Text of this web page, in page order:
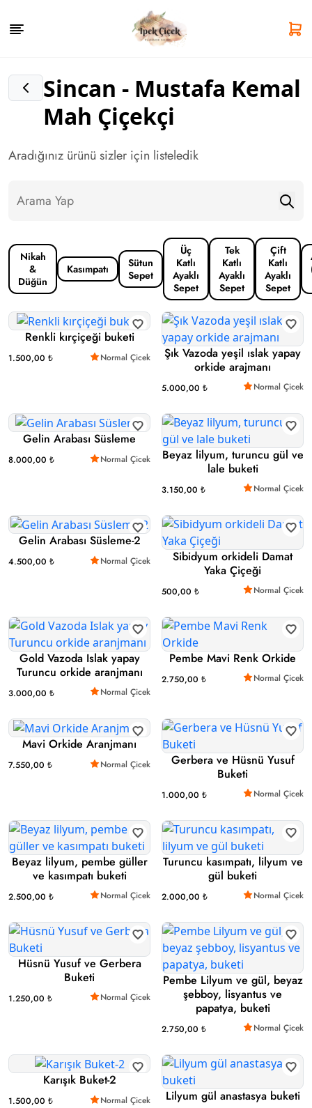
Sincan - Mustafa Kemal
Mah Çiçekçi
Aradığınız ürünü sizler için listeledik
Nikah
&
Düğün
Kasımpatı
Sütun
Sepet
Üç
Katlı
Ayaklı
Sepet
Tek
Katlı
Ayaklı
Sepet
Çift
Katlı
Ayaklı
Sepet
Renkli kırçiçeği buketi
1.500,00 ₺ Normal Çicek
Şık Vazoda yeşil ıslak yapay
orkide arajmanı
5.000,00 ₺ Normal Çicek
Gelin Arabası Süsleme
8.000,00 ₺ Normal Çicek
Beyaz lilyum, turuncu gül ve
lale buketi
3.150,00 ₺ Normal Çicek
Gelin Arabası Süsleme-2
4.500,00 ₺ Normal Çicek
Sibidyum orkideli Damat
Yaka Çiçeği
500,00 ₺ Normal Çicek
Gold Vazoda Islak yapay
Turuncu orkide aranjmanı
3.000,00 ₺ Normal Çicek
Pembe Mavi Renk Orkide
2.750,00 ₺ Normal Çicek
Mavi Orkide Aranjmanı
7.550,00 ₺ Normal Çicek
Gerbera ve Hüsnü Yusuf
Buketi
1.000,00 ₺ Normal Çicek
Beyaz lilyum, pembe güller
ve kasımpatı buketi
2.500,00 ₺ Normal Çicek
Turuncu kasımpatı, lilyum ve
gül buketi
2.000,00 ₺ Normal Çicek
Hüsnü Yusuf ve Gerbera
Buketi
1.250,00 ₺ Normal Çicek
Pembe Lilyum ve gül, beyaz
şebboy, lisyantus ve
papatya, buketi
2.750,00 ₺ Normal Çicek
Karışık Buket-2
1.500,00 ₺ Normal Çicek Lilyum gül anastasya buketi